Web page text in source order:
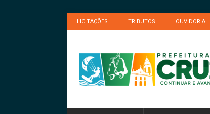
LICITAÇÕES TRIBUTOS OUVIDORIA